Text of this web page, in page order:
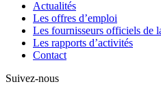
Actualités
Les offres d’emploi
Les fournisseurs officiels de
Les rapports d’activités
Contact
Suivez-nous